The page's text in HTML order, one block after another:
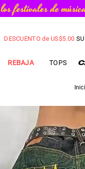
DESCUENTO de US$5.00
REBAJA TOPS